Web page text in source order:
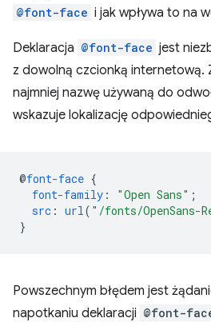
@font-face i jak wpływa to na
Deklaracja @font-face jest
z dowolną czcionką internetową.
najmniej nazwę używaną do
wskazuje lokalizację
@font-face {
font-family : "Open Sans" ;
src : url ( "/fonts/OpenSans-
}
Powszechnym błędem jest
napotkaniu deklaracji @font-